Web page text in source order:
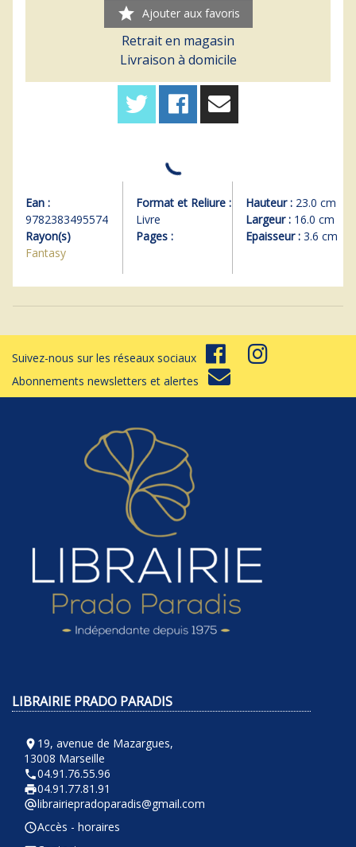
star Ajouter aux favoris
Retrait en magasin
Livraison à domicile
Ean :
9782383495574
Rayon(s)
Fantasy
Format et Reliure :
Livre
Pages :
Hauteur : 23.0 cm
Largeur : 16.0 cm
Epaisseur : 3.6 cm
Suivez-nous sur les réseaux sociaux
Abonnements newsletters et alertes
LIBRAIRIE PRADO PARADIS
room 19, avenue de Mazargues,
13008 Marseille
phone04.91.76.55.96
local_printshop04.91.77.81.91
alternate_emaillibrairiepradoparadis@gmail.com
query_builderAccès - horaires